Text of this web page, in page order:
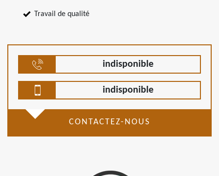
Travail de qualité
indisponible
indisponible
CONTACTEZ-NOUS